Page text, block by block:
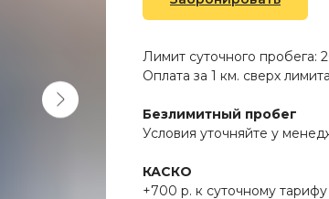
Лимит суточного пробега:
Оплата за 1 км. сверх
Безлимитный пробег
Условия уточняйте у
КАСКО
+700 р. к суточному тарифу